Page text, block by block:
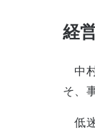
経
中村
そ、
低迷